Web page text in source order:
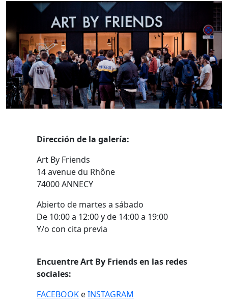
Dirección de la galería:
Art By Friends
14 avenue du Rhône
74000 ANNECY
Abierto de martes a sábado
De 10:00 a 12:00 y de 14:00 a 19:00
Y/o con cita previa
Encuentre Art By Friends en las redes
sociales:
FACEBOOK eINSTAGRAM